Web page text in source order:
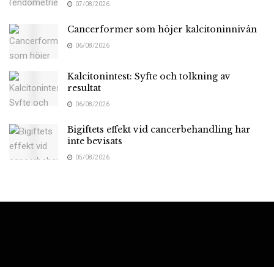
07/08/2026
Cancerformer som höjer kalcitoninnivån
06/08/2026
Kalcitonintest: Syfte och tolkning av
resultat
06/08/2026
Bigiftets effekt vid cancerbehandling har
inte bevisats
05/08/2026